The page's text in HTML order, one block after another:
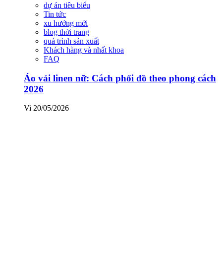
dự án tiêu biểu
Tin tức
xu hướng mới
blog thời trang
quá trình sản xuất
Khách hàng và nhất khoa
FAQ
Áo vải linen nữ: Cách phối đồ theo phong cách
2026
Vi 20/05/2026